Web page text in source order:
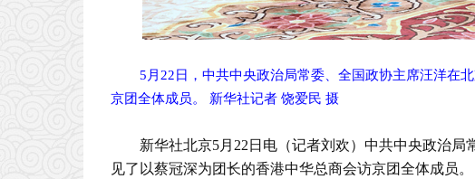
5月22日，中共中央政治局常委、全国政协主席汪洋在
京团全体成员。 新华社记者 饶爱民 摄
新华社北京5月22日电（记者刘欢）中共中央政治
见了以蔡冠深为团长的香港中华总商会访京团全体成员。